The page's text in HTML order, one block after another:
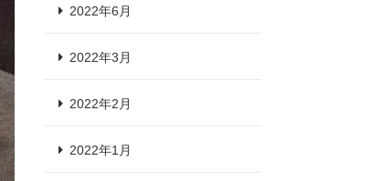
2022年6月
2022年3月
2022年2月
2022年1月